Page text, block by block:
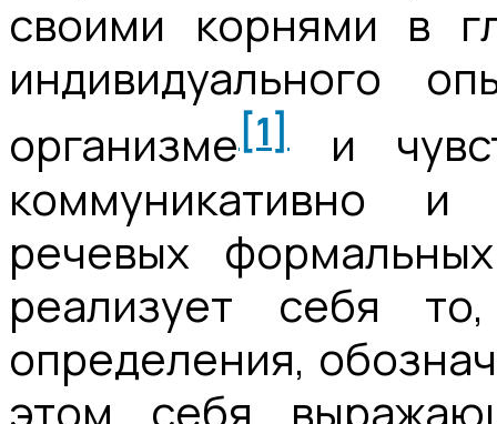
своими корнями в
индивидуального
организме [1]
и
коммуникативно
речевых
реализует себя
определения,
этом себя